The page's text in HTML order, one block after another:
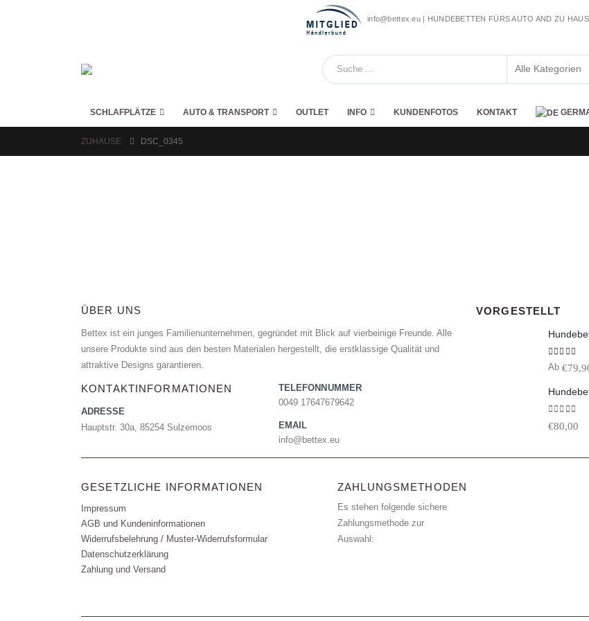
info@bettex.eu | HUNDEBETTEN FÜRS AUTO AND ZU
SCHLAFPLÄTZE AUTO & TRANSPORT OUTLET INFO KUNDENFOTOS KONTAKT
ZUHAUSE DSC_0345
ÜBER UNS
Bettex ist ein junges Familienunternehmen, gegründet mit Blick auf vierbeinige Freunde. Alle
unsere Produkte sind aus den besten Materialen hergestellt, die erstklassige Qualität und
attraktive Designs garantieren.
KONTAKTINFORMATIONEN
ADRESSE
Hauptstr. 30a, 85254 Sulzemoos
TELEFONNUMMER
0049 17647679642
EMAIL
info@bettex.eu
VORGESTELLT
5.00von
Ab €
0von 5
€80,00
GESETZLICHE INFORMATIONEN
Impressum
AGB und Kundeninformationen
Widerrufsbelehrung / Muster-Widerrufsformular
Datenschutzerklärung
Zahlung und Versand
ZAHLUNGSMETHODEN
Es stehen folgende sichere
Zahlungsmethode zur
Auswahl: